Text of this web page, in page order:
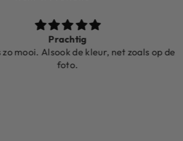
Prachtig
mooi. Alsook de kleur, net zoals op de
foto.